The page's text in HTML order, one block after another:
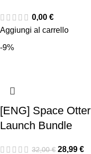
0,00 €
Aggiungi al carrello
-9%
[ENG] Space Otter
Launch Bundle
32,00€ 28,99 €